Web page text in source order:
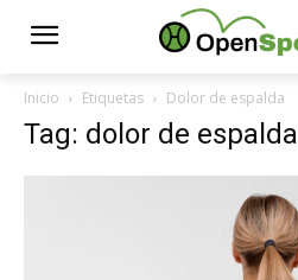
Inicio Etiquetas Dolor de espalda
Tag: dolor de espalda